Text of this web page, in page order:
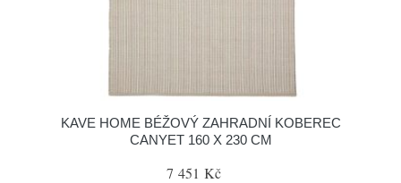
KAVE HOME BÉŽOVÝ ZAHRADNÍ KOBEREC
CANYET 160 X 230 CM
7 451 Kč